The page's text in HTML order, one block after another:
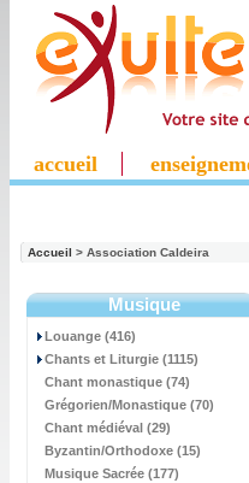
accueil
Accueil > Association Caldeira
Musique
Louange (416)
Chants et Liturgie (1115)
Chant monastique (74)
Grégorien/Monastique (70)
Chant médiéval (29)
Byzantin/Orthodoxe (15)
Musique Sacrée (177)